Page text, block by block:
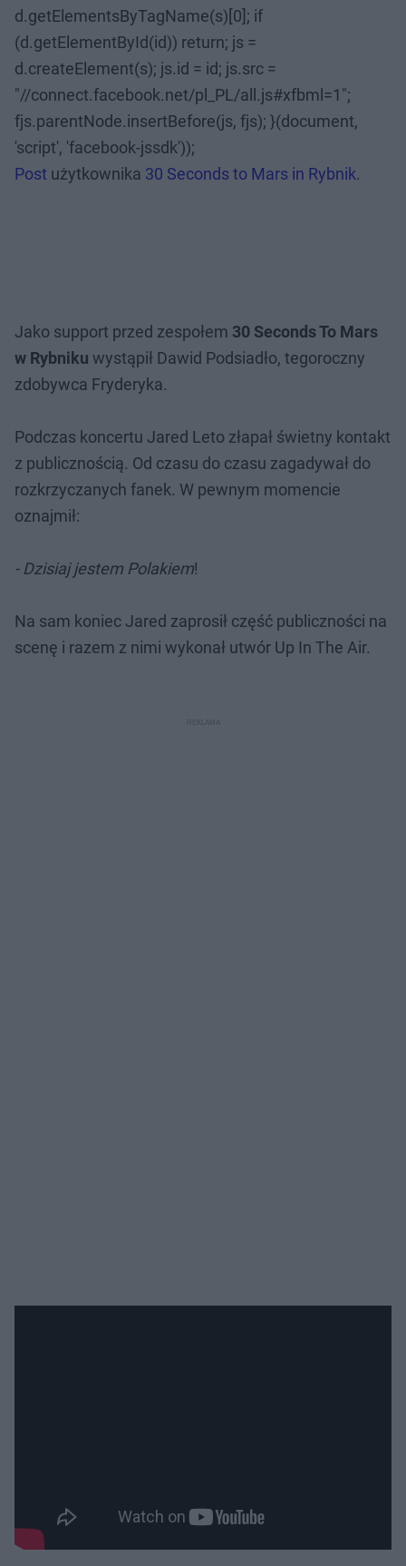
d.getElementsByTagName(s)[0]; if
(d.getElementById(id)) return; js =
d.createElement(s); js.id = id; js.src =
"//connect.facebook.net/pl_PL/all.js#xfbml=1";
fjs.parentNode.insertBefore(js, fjs); }(document,
'script', 'facebook-jssdk'));
Post użytkownika 30 Seconds to Mars in Rybnik.
Jako support przed zespołem 30 Seconds To Mars
w Rybniku wystąpił Dawid Podsiadło, tegoroczny
zdobywca Fryderyka.
Podczas koncertu Jared Leto złapał świetny kontakt
z publicznością. Od czasu do czasu zagadywał do
rozkrzyczanych fanek. W pewnym momencie
oznajmił:
- Dzisiaj jestem Polakiem!
Na sam koniec Jared zaprosił część publiczności na
scenę i razem z nimi wykonał utwór Up In The Air.